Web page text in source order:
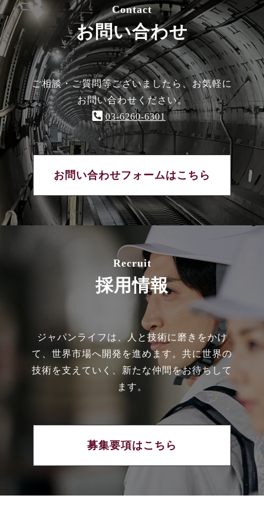
Contact
お問い合わせ
ご相談・ご質問等ございましたら、お気軽に
お問い合わせください。
03-6260-6301
お問い合わせフォームはこちら
Recruit
採用情報
ジャパンライフは、人と技術に磨きをかけ
て、世界市場へ開発を進めます。共に世界の
技術を支えていく、新たな仲間をお待ちして
ます。
募集要項はこちら